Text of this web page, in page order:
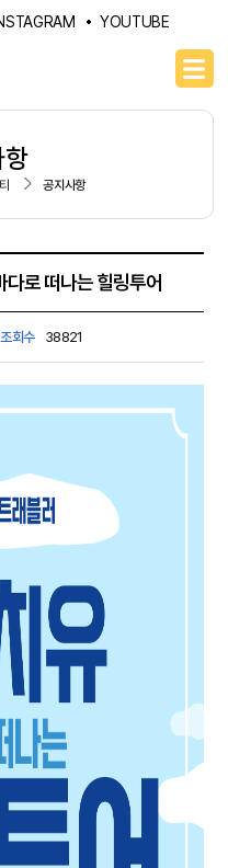
YOUTUBE
공지사항
로 떠나는 힐링투어
조회수 38821